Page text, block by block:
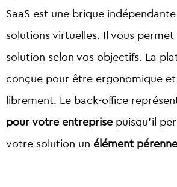
SaaS est une brique
solutions virtuelles. Il vous
solution selon vos objectifs. La
conçue pour être ergonomique
librement. Le back-office
pour votre entreprise puisqu’il
votre solution un élément pérenne